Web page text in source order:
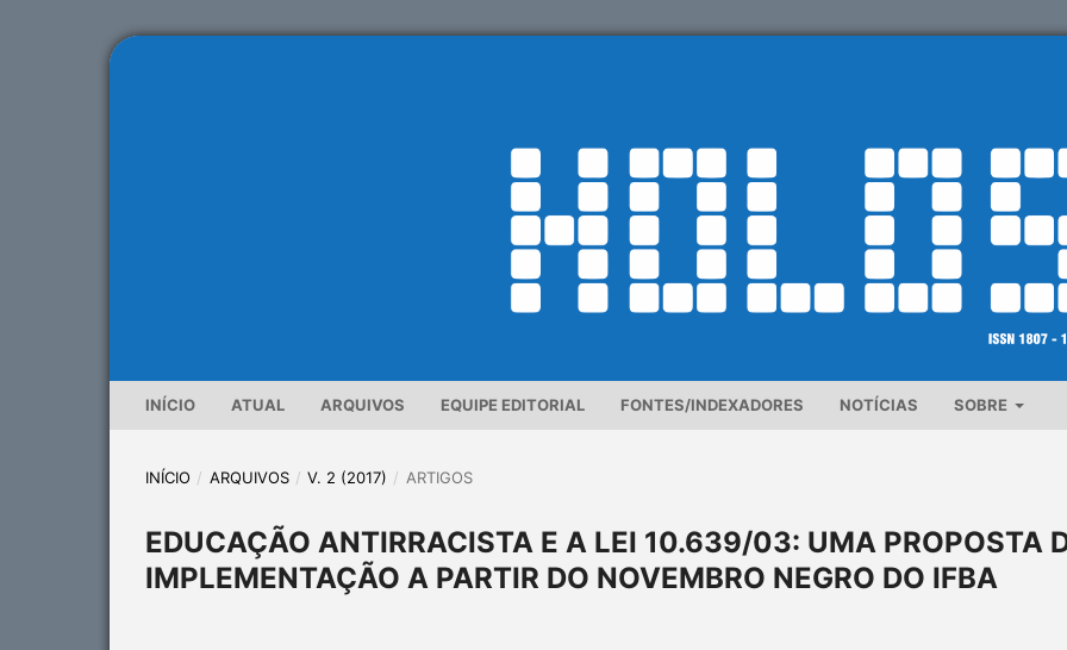
INÍCIO ATUAL ARQUIVOS EQUIPE EDITORIAL FONTES/INDEXADORES NOTÍCIAS SOBRE
INÍCIO / ARQUIVOS / V. 2 (2017) / ARTIGOS
EDUCAÇÃO ANTIRRACISTA E A LEI 10.639/03: UMA PROPOSTA
IMPLEMENTAÇÃO A PARTIR DO NOVEMBRO NEGRO DO IFBA